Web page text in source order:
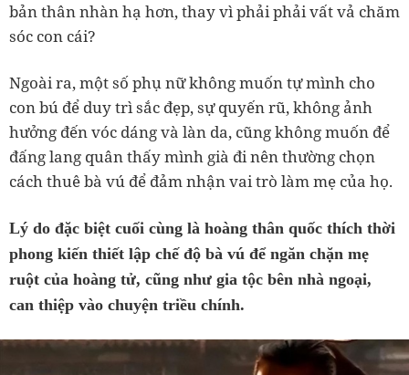
bản thân nhàn hạ hơn, thay vì phải phải vất vả chăm
sóc con cái?
Ngoài ra, một số phụ nữ không muốn tự mình cho
con bú để duy trì sắc đẹp, sự quyến rũ, không ảnh
hưởng đến vóc dáng và làn da, cũng không muốn để
đấng lang quân thấy mình già đi nên thường chọn
cách thuê bà vú để đảm nhận vai trò làm mẹ của họ.
Lý do đặc biệt cuối cùng là hoàng thân quốc thích thời
phong kiến thiết lập chế độ bà vú để ngăn chặn mẹ
ruột của hoàng tử, cũng như gia tộc bên nhà ngoại,
can thiệp vào chuyện triều chính.